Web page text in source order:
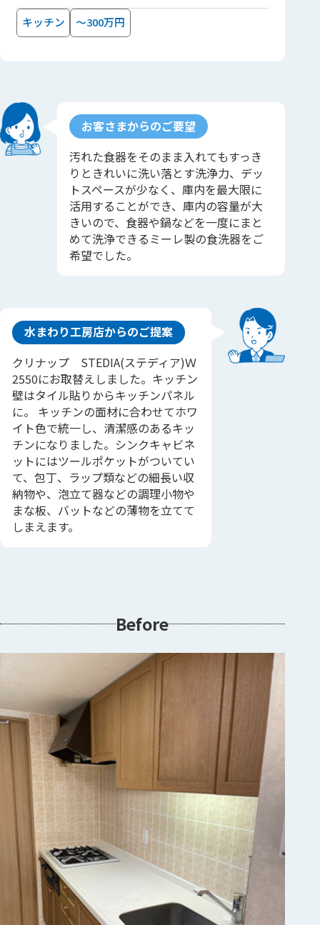
キッチン ～300万円
お客さまからのご要望
汚れた食器をそのまま入れてもすっき
りときれいに洗い落とす洗浄力、デッ
トスペースが少なく、庫内を最大限に
活用することができ、庫内の容量が大
きいので、食器や鍋などを一度にまと
めて洗浄できるミーレ製の食洗器をご
希望でした。
水まわり工房店からのご提案
クリナップ STEDIA(ステディア)Ｗ
2550にお取替えしました。キッチン
壁はタイル貼りからキッチンパネル
に。 キッチンの面材に合わせてホワ
イト色で統一し、清潔感のあるキッ
チンになりました。シンクキャビネ
ットにはツールポケットがついてい
て、包丁、ラップ類などの細長い収
納物や、泡立て器などの調理小物や
まな板、バットなどの薄物を立てて
しまえます。
Before